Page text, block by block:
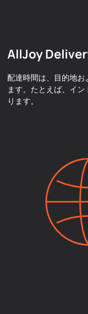
AllJoy
配達時間は、目的地お
ます。たとえば、イ
ります。